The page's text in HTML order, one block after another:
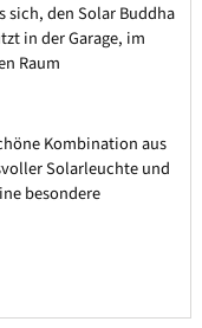
sich, den Solar Buddha
in der Garage, im
Raum
Kombination aus
Solarleuchte und
besondere